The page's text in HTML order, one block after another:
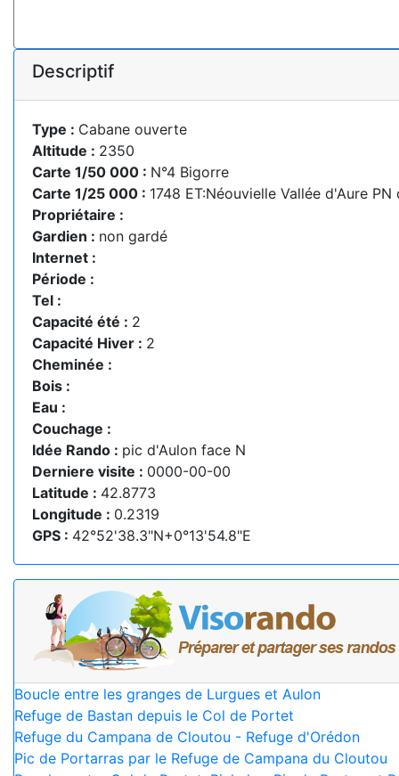
Descriptif
Type : Cabane ouverte
Altitude : 2350
Carte 1/50 000 : N°4 Bigorre
Carte 1/25 000 : 1748 ET:Néouvielle Vallée d'Aure PN
Propriétaire :
Gardien : non gardé
Internet :
Période :
Tel :
Capacité été : 2
Capacité Hiver : 2
Cheminée :
Bois :
Eau :
Couchage :
Idée Rando : pic d'Aulon face N
Derniere visite : 0000-00-00
Latitude : 42.8773
Longitude : 0.2319
GPS : 42°52'38.3"N+0°13'54.8"E
Boucle entre les granges de Lurgues et Aulon
Refuge de Bastan depuis le Col de Portet
Refuge du Campana de Cloutou - Refuge d'Orédon
Pic de Portarras par le Refuge de Campana du Cloutou